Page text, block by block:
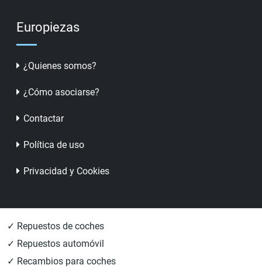
Europiezas
¿Quienes somos?
¿Cómo asociarse?
Contactar
Política de uso
Privacidad y Cookies
✓ Repuestos de coches
✓ Repuestos automóvil
✓ Recambios para coches